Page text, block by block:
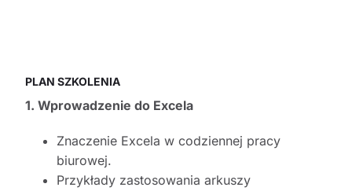
PLAN SZKOLENIA
1. Wprowadzenie do Excela
Znaczenie Excela w codziennej pracy
biurowej.
Przykłady zastosowania arkuszy